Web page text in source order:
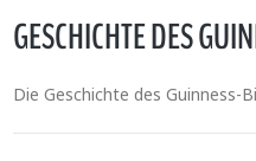
GESCHICHTE DES
Die Geschichte des Guinness-